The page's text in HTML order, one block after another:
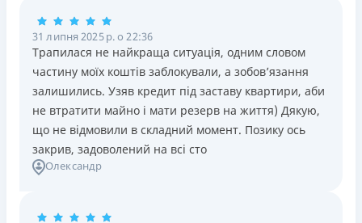
31 липня 2025 р. о 22:36
Трапилася не найкраща ситуація, одним словом
частину моїх коштів заблокували, а зобов’язання
залишились. Узяв кредит під заставу квартири, аби
не втратити майно і мати резерв на життя) Дякую,
що не відмовили в складний момент. Позику ось
закрив, задоволений на всі сто
Олександр